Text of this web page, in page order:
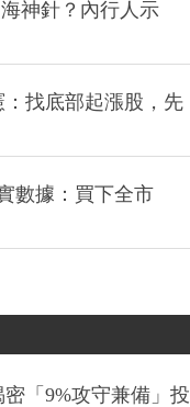
神針？內行人示
找底部起漲股，先
數據：買下全市
「9%攻守兼備」投